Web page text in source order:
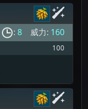
: 8 威力: 160
100